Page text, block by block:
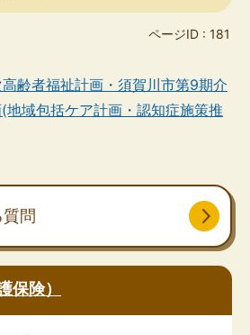
ページID : 181
齢者福祉計画・須賀川市第9期介
地域包括ケア計画・認知症施策推
問
保険）